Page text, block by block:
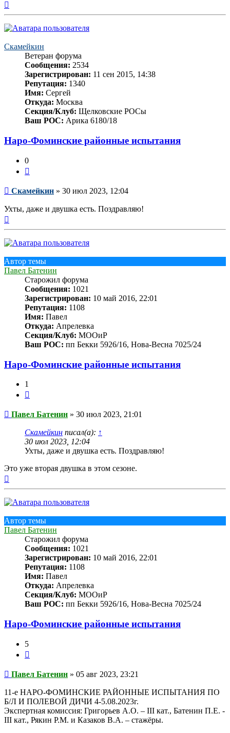
к
началу
Скамейкин
Ветеран форума
Сообщения: 2534
Зарегистрирован: 11 сен 2015, 14:38
Репутация: 1340
Имя: Сергей
Откуда: Москва
Секция/Клуб: Щелковские РОСы
Ваш РОС: Арика 6180/18
Наро-Фоминские районные испытания
0
Сообщение
Скамейкин » 30 июл 2023, 12:04
Ухты, даже и двушка есть. Поздравляю!
Автор темы
Павел Батенин
Старожил форума
Сообщения: 1021
Зарегистрирован: 10 май 2016, 22:01
Репутация: 1108
Имя: Павел
Откуда: Апрелевка
Секция/Клуб: МООиР
Ваш РОС: пп Бекки 5926/16, Нова-Весна 7025/24
Наро-Фоминские районные испытания
1
Сообщение
Павел Батенин » 30 июл 2023, 21:01
Скамейкин писал(а): ↑
30 июл 2023, 12:04
Ухты, даже и двушка есть. Поздравляю!
Это уже вторая двушка в этом сезоне.
Автор темы
Павел Батенин
Старожил форума
Сообщения: 1021
Зарегистрирован: 10 май 2016, 22:01
Репутация: 1108
Имя: Павел
Откуда: Апрелевка
Секция/Клуб: МООиР
Ваш РОС: пп Бекки 5926/16, Нова-Весна 7025/24
Наро-Фоминские районные испытания
5
Сообщение
Павел Батенин » 05 авг 2023, 23:21
11-е НАРО-ФОМИНСКИЕ РАЙОННЫЕ ИСПЫТАНИЯ ПО
Б/Л И ПОЛЕВОЙ ДИЧИ 4-5.08.2023г.
Экспертная комиссия: Григорьев А.О. – III кат., Батенин П.Е. -
III кат., Рякин Р.М. и Казаков В.А. – стажёры.